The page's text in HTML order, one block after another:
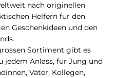
nach originellen
Helfern für den
Geschenkideen und den
Sortiment gibt es
jedem Anlass, für Jung und
Väter, Kollegen,